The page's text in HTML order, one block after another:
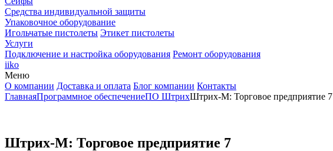
Средства индивидуальной защиты
Упаковочное оборудование
Игольчатые пистолеты Этикет пистолеты
Услуги
Подключение и настройка оборудования Ремонт оборудования
iiko
Меню
О компании Доставка и оплата Блог компании Контакты
ГлавнаяПрограммное обеспечениеПО ШтрихШтрих-М: Торговое предприятие 7
Штрих-М: Торговое предприятие 7